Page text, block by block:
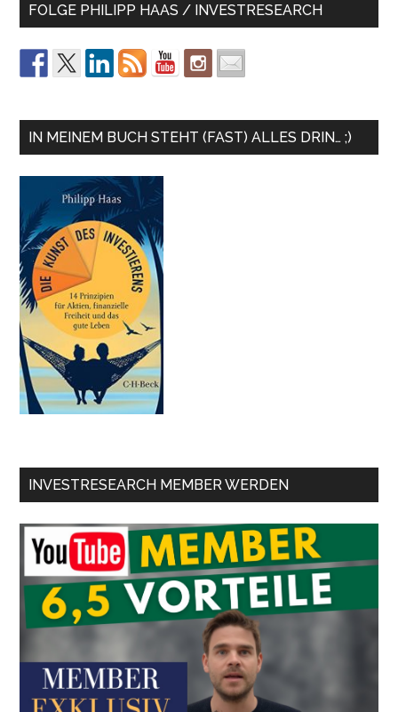
FOLGE PHILIPP HAAS / INVESTRESEARCH
IN MEINEM BUCH STEHT (FAST) ALLES DRIN… ;)
INVESTRESEARCH MEMBER WERDEN